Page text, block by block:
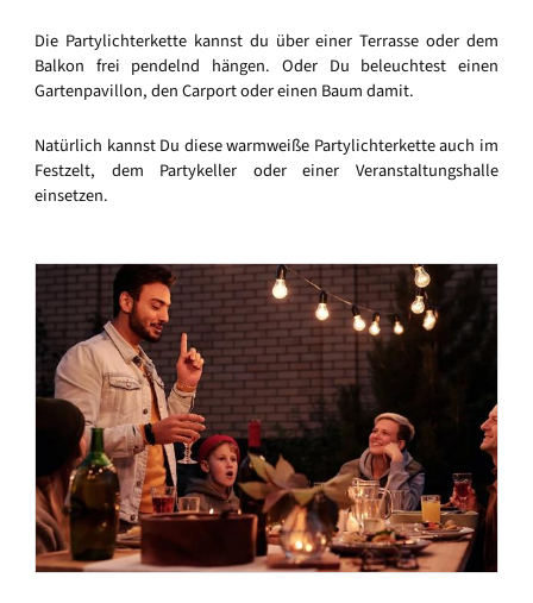
Die Partylichterkette kannst du über einer Terrasse oder dem
Balkon frei pendelnd hängen. Oder Du beleuchtest einen
Gartenpavillon, den Carport oder einen Baum damit.
Natürlich kannst Du diese warmweiße Partylichterkette auch im
Festzelt, dem Partykeller oder einer Veranstaltungshalle
einsetzen.